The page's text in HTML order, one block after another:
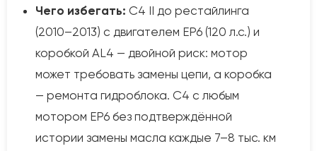
Чего избегать: C4 II до рестайлинга
(2010–2013) с двигателем EP6 (120 л.с.) и
коробкой AL4 — двойной риск: мотор
может требовать замены цепи, а коробка
— ремонта гидроблока. C4 с любым
мотором EP6 без подтверждённой
истории замены масла каждые 7–8 тыс. км